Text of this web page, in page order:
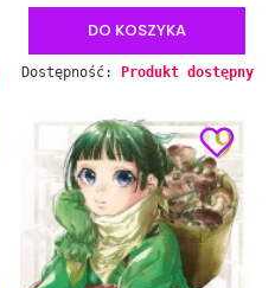
DO KOSZYKA
Dostępność: Produkt dostępny